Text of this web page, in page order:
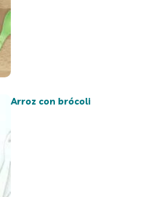
Arroz con brócoli